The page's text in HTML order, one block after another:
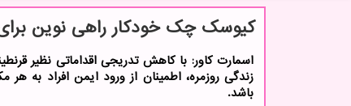
كیوسك چك خودكار راهی نوین برای
اسمارت كاور: با كاهش تدریجی اقداماتی نظیر
زندگی روزمره، اطمینان از ورود ایمن افراد به
باشد.